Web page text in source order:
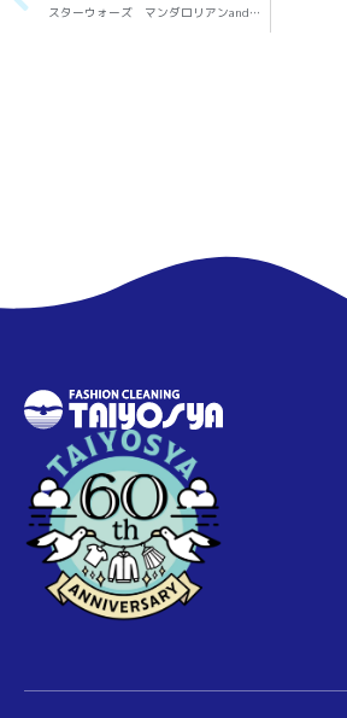
スターウォーズ マンダロリアンandグローグー